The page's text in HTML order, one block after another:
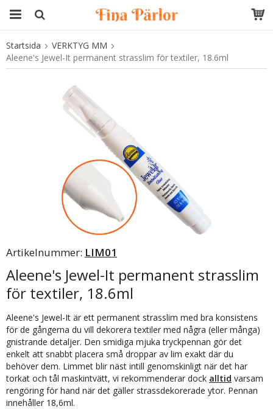
Produkten har blivit tillagd i varukorgen
Startsida
VERKTYG MM
Aleene's Jewel-It permanent strasslim för textiler, 18.6ml
Artikelnummer: LIM01
Aleene's Jewel-It permanent strasslim
för textiler, 18.6ml
Aleene's Jewel-It är ett permanent strasslim med bra konsistens
för de gångerna du vill dekorera textiler med några (eller många)
gnistrande detaljer. Den smidiga mjuka tryckpennan gör det
enkelt att snabbt placera små droppar av lim exakt där du
behöver dem. Limmet blir näst intill genomskinligt när det har
torkat och tål maskintvätt, vi rekommenderar dock alltid varsam
rengöring för hand när det gäller strassdekorerade ytor. Pennan
innehåller 18,6ml.